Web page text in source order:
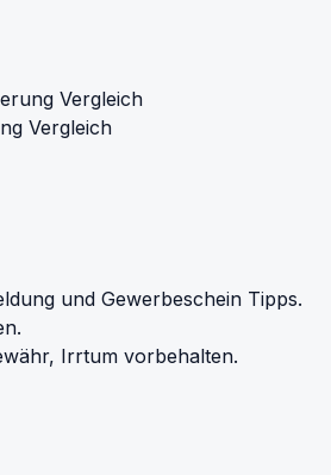
Vergleich
Vergleich
und Gewerbeschein Tipps.
Irrtum vorbehalten.